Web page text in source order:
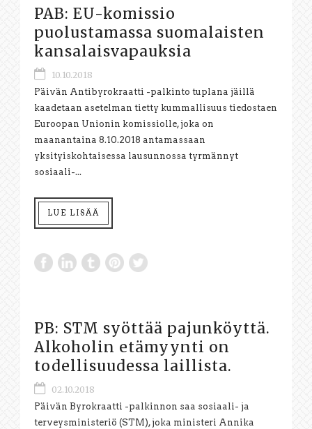
PAB: EU-komissio
puolustamassa suomalaisten
kansalaisvapauksia
10.10.2018
Päivän Antibyrokraatti -palkinto tuplana jäillä
kaadetaan asetelman tietty kummallisuus tiedostaen
Euroopan Unionin komissiolle, joka on
maanantaina 8.10.2018 antamassaan
yksityiskohtaisessa lausunnossa tyrmännyt
sosiaali-...
LUE LISÄÄ
PB: STM syöttää pajunköyttä.
Alkoholin etämyynti on
todellisuudessa laillista.
02.10.2018
Päivän Byrokraatti -palkinnon saa sosiaali- ja
terveysministeriö (STM), joka ministeri Annika